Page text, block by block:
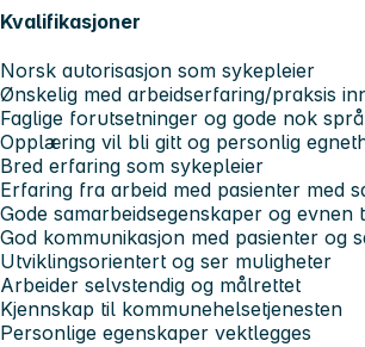
Kvalifikasjoner
Norsk autorisasjon som sykepleier
Ønskelig med arbeidserfaring/praksis
Faglige forutsetninger og gode nok
Opplæring vil bli gitt og personlig
Bred erfaring som sykepleier
Erfaring fra arbeid med pasienter med
Gode samarbeidsegenskaper og evnen
God kommunikasjon med pasienter og
Utviklingsorientert og ser muligheter
Arbeider selvstendig og målrettet
Kjennskap til kommunehelsetjenesten
Personlige egenskaper vektlegges